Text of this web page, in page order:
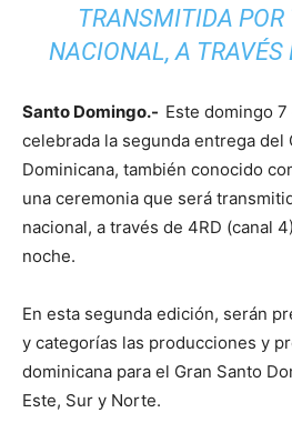
TRANSMITIDA
NACIONAL, A TRAVÉS
Santo Domingo.- Este domingo
celebrada la segunda entrega del
Dominicana, también conocido
una ceremonia que será
nacional, a través de 4RD (canal
noche.
En esta segunda edición, serán
y categorías las producciones y
dominicana para el Gran Santo
Este, Sur y Norte.